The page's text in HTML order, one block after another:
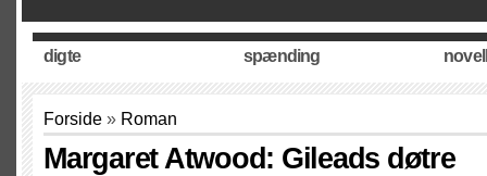
digte spænding
Forside » Roman
Margaret Atwood: Gileads døtre